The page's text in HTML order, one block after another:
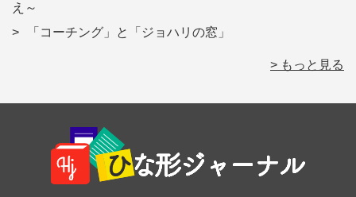
え～
「コーチング」と「ジョハリの窓」
> もっと見る
Footer